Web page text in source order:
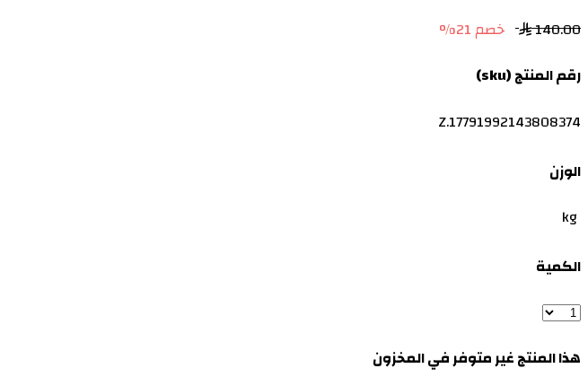
140.00
رقم المنتج (sku)
Z.17791992143808374
الوزن
الكمية
هذا المنتج غير متوفر في المخزون